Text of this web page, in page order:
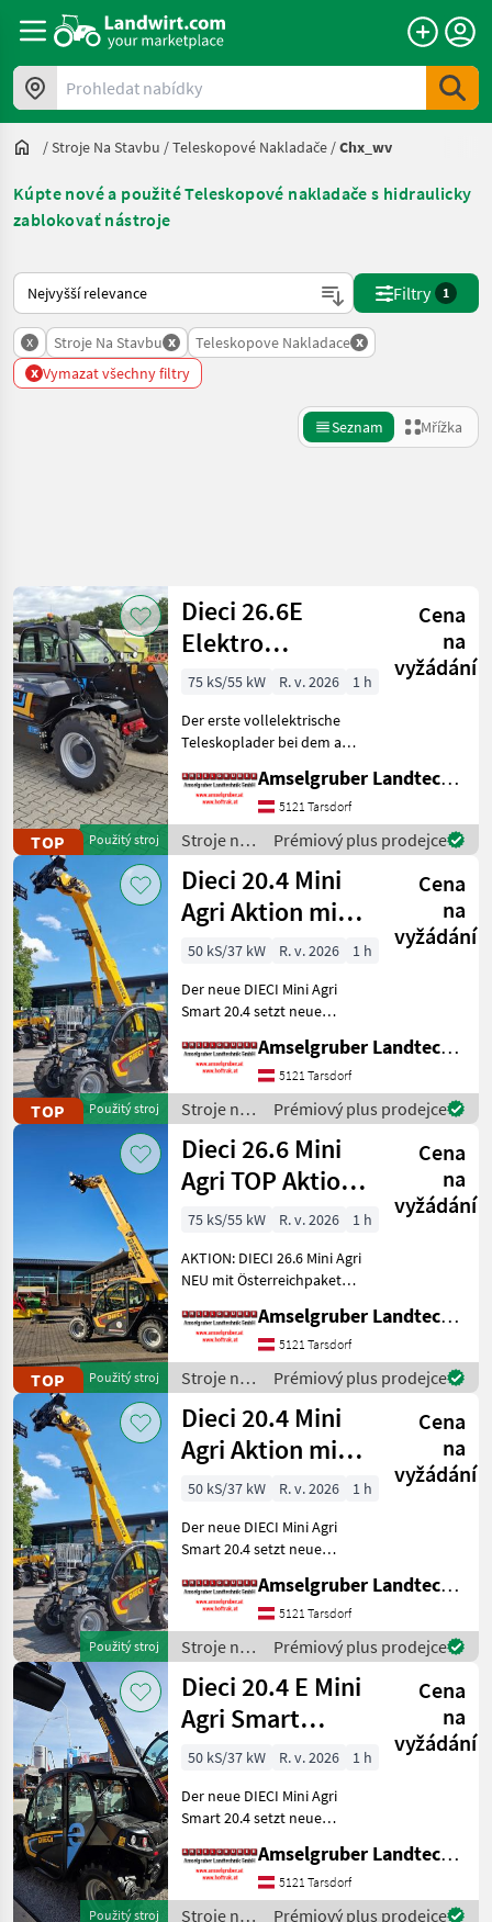
Prohledat nabídky
/Stroje Na Stavbu /Teleskopové Nakladače /Chx_wv
Kúpte nové a použité Teleskopové nakladače s hidraulicky
zablokovať nástroje
Takto se řadí nabídky na Landwirt.com
Filtry 1
x Stroje Na Stavbu x Teleskopove Nakladace x
x Vymazat všechny filtry
Seznam Mřížka
Kategorie 3 Země Filtry
AKTUÁLNÍ
CESTA
stavebná
technika
Stroje
Na
Stavbu
Teleskopove
Nakladace
VYBRAT
KATEGORII
JCB
85
Dieci
69
Claas
37
Kramer
32
Zobrazit
všech
24
MARKETPLACE
Marketplace
Nabídky
prodejců
Inzeráty
Obnovit
Zobrazit
363
výsledků
TOP Použitý stroj
Dieci 26.6E
Elektro
Teleskoplader
Österreichpaket
Cena
na
vyžádání
75 kS/55 kW R. v. 2026
1 h
Der erste vollelektrische
Teleskoplader bei dem an
wurde - MADE BY DIECI!
AKTION: DIECI 26.6 E
Elektro Mini Agri NEU mit
Österreichpaket (TOP
Amselgruber Landtechnik GmbH
5121 Tarsdorf
Stroje na
stavbu /
Dieci
Prémiový plus prodejce
TOP Použitý stroj
Dieci 20.4 Mini
Agri Aktion mit
Österreichpaket
Cena
na
vyžádání
50 kS/37 kW R. v. 2026
1 h
Der neue DIECI Mini Agri
Smart 20.4 setzt neue
Teleskopladermarkt. Stufe
5 Motor - -Größte Kabine
(Baugleich vom Modell 26.6
Mini Agri) -50
Amselgruber Landtechnik GmbH
5121 Tarsdorf
Stroje na
stavbu /
Dieci
Prémiový plus prodejce
TOP Použitý stroj
Dieci 26.6 Mini
Agri TOP Aktion
mit
Österreichpaket
Cena
na
vyžádání
75 kS/55 kW R. v. 2026
1 h
AKTION: DIECI 26.6 Mini Agri
NEU mit Österreichpaket
Kg Traglast -578cm
Hubhöhe
Werkzeugunterkante -Unter
200cm Bauhöhe -75 PS 4
Zylind
Amselgruber Landtechnik GmbH
5121 Tarsdorf
Stroje na
stavbu /
Dieci
Prémiový plus prodejce
Použitý stroj
Dieci 20.4 Mini
Agri Aktion mit
Österreichpaket
Cena
na
vyžádání
50 kS/37 kW R. v. 2026
1 h
Der neue DIECI Mini Agri
Smart 20.4 setzt neue
Teleskopladermarkt. Stufe
5 Motor - -Größte Kabine
(Baugleich vom Modell 26.6
Mini Agri) -50
Amselgruber Landtechnik GmbH
5121 Tarsdorf
Stroje na
stavbu /
Dieci
Prémiový plus prodejce
Použitý stroj
Dieci 20.4 E Mini
Agri Smart
ELEKTRO
Teleskoplader
TOP
Cena
na
vyžádání
50 kS/37 kW R. v. 2026
1 h
Der neue DIECI Mini Agri
Smart 20.4 setzt neue
Teleskopladermarkt. 100 %
Elektro! -Größte Kabine
(Baugleich vom Modell 26.6
Amselgruber Landtechnik GmbH
5121 Tarsdorf
Stroje na
Prémiový plus prodejce